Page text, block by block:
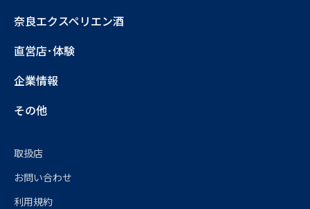
奈良エクスペリエン酒
直営店･体験
企業情報
その他
取扱店
お問い合わせ
利用規約